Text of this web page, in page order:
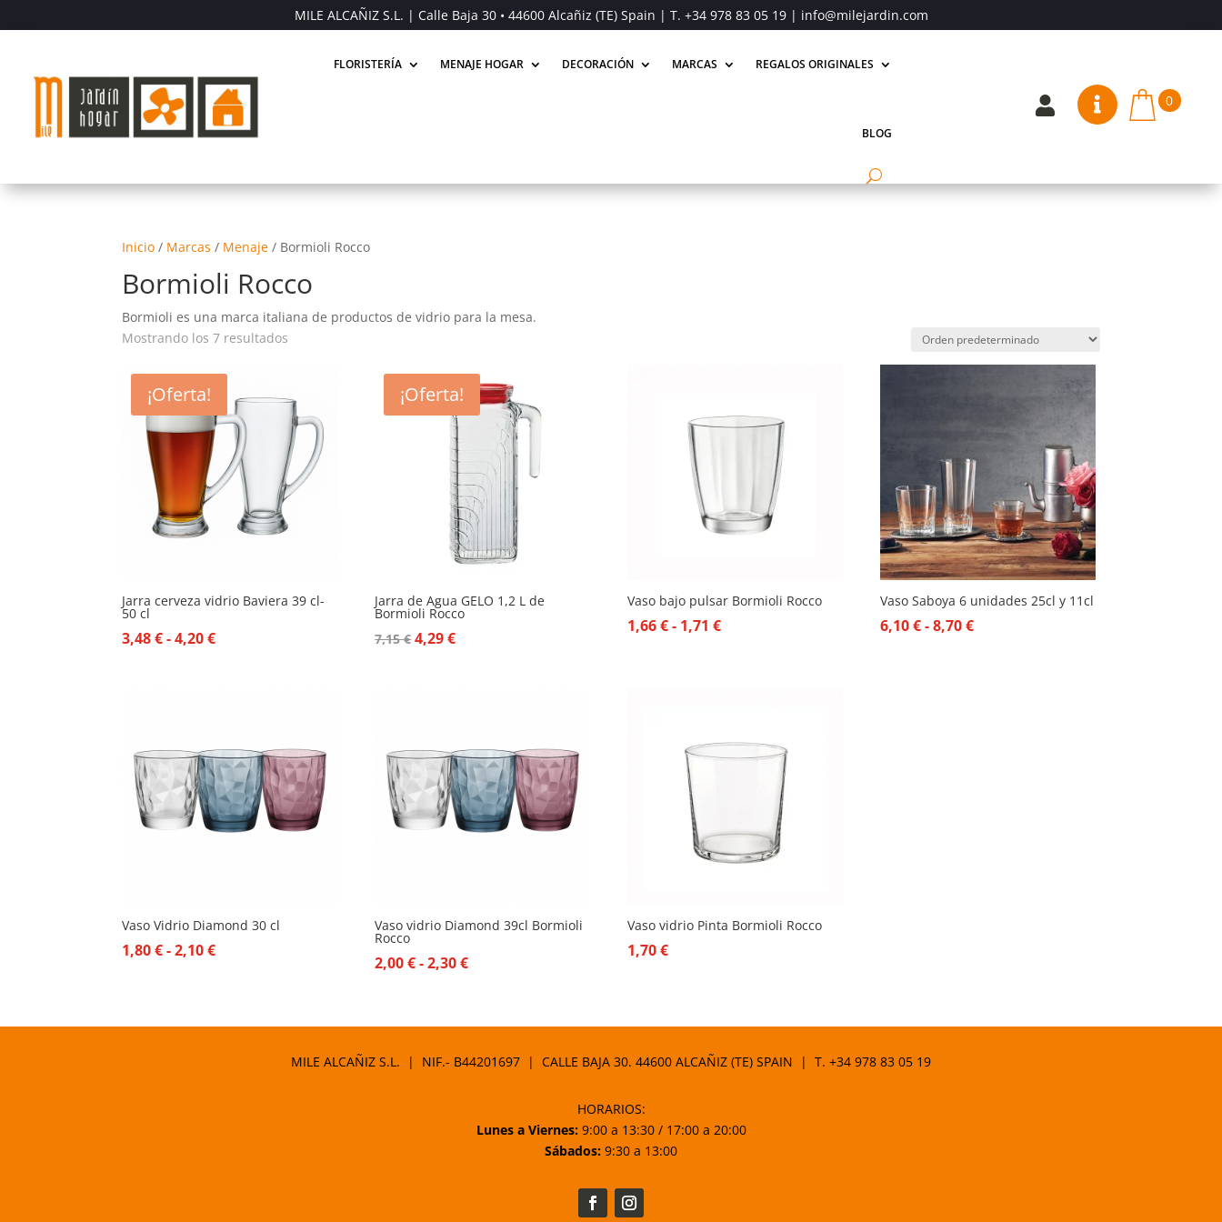
MILE ALCAÑIZ S.L. | Calle Baja 30 • 44600 Alcañiz (TE) Spain | T. +34 978 83 05 19| info@milejardin.com
FLORISTERÍA MENAJE HOGAR DECORACIÓN MARCAS REGALOS ORIGINALES
BLOG
  0
Inicio / Marcas / Menaje / Bormioli Rocco
Bormioli Rocco
Bormioli es una marca italiana de productos de vidrio para la mesa.
Mostrando los 7 resultados
¡Oferta!
Jarra cerveza vidrio Baviera 39 cl-
50 cl
3,48€ - 4,20€Rango
hasta
4,20 €
¡Oferta!
Jarra de Agua GELO 1,2 L de
Bormioli Rocco
7,15€El
4,29€El
Vaso bajo pulsar Bormioli Rocco
1,66€- 1,71€Rango
hasta
Vaso Saboya 6 unidades 25cl y 11cl
6,10€-8,70€Rango
Vaso Vidrio Diamond 30 cl
1,80€ - 2,10€Rango
desde
Vaso vidrio Diamond 39cl Bormioli
Rocco
2,00€-2,30€Rango
2,00 €
Vaso vidrio Pinta Bormioli Rocco
1,70€
MILE ALCAÑIZ S.L. | NIF.- B44201697 | CALLE BAJA 30. 44600 ALCAÑIZ (TE) SPAIN | T. +34 978 83 05 19
HORARIOS:
Lunes a Viernes:9:00 a 13:30 / 17:00 a 20:00
Sábados: 9:30 a 13:00